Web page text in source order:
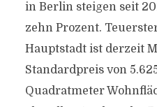
in Berlin steigen seit
zehn Prozent.
Hauptstadt ist derzeit
Standardpreis von
Quadratmeter